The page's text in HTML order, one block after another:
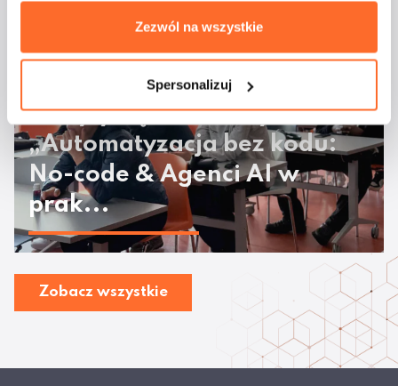
Zezwól na wszystkie
Spersonalizuj
Odbyły się warsztaty
„Automatyzacja bez kodu:
No-code & Agenci AI w
prak...
Zobacz wszystkie